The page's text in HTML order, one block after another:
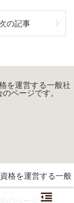
の記事
を運営する一般社
ページです。
格を運営する一般
のページです。